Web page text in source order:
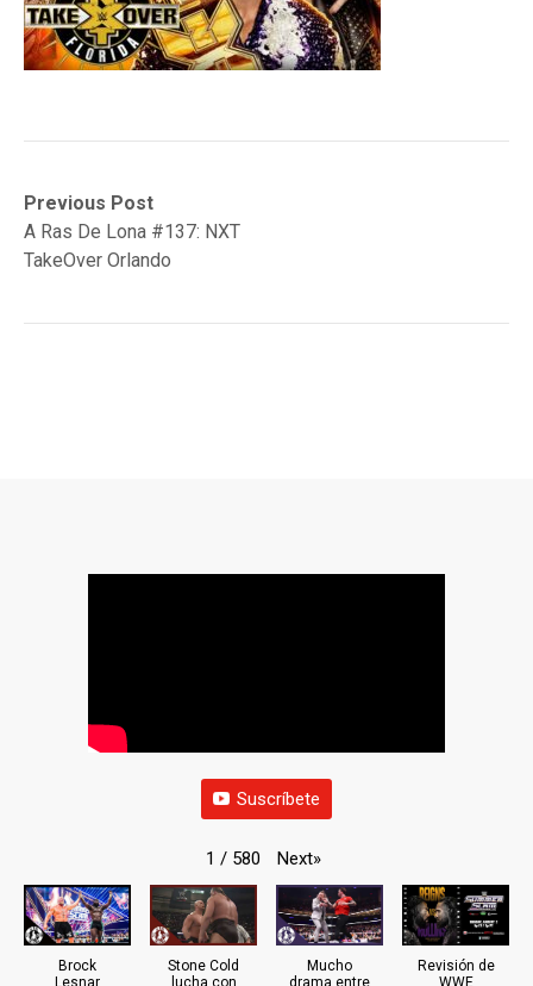
Navegación
de
entradas
Previous Post
Previous
post:A Ras De Lona #137: NXT
TakeOver Orlando
Suscríbete
1 / 580 Next»
Brock
Lesnar
Stone Cold
lucha con
Mucho
drama entre
Revisión de
WWE